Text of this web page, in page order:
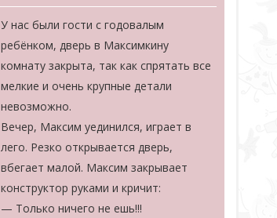
У нас были гости с годовалым
ребёнком, дверь в Максимкину
комнату закрыта, так как спрятать все
мелкие и очень крупные детали
невозможно.
Вечер, Максим уединился, играет в
лего. Резко открывается дверь,
вбегает малой. Максим закрывает
конструктор руками и кричит:
— Только ничего не ешь!!!